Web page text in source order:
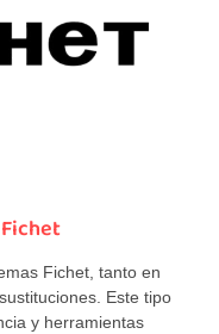
Fichet, tanto en
Este tipo
y herramientas